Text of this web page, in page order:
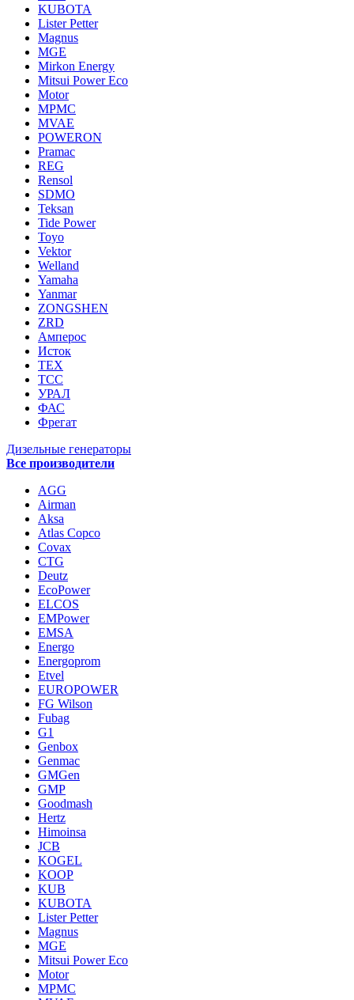
KUBOTA
Lister Petter
Magnus
MGE
Mirkon Energy
Mitsui Power Eco
Motor
MPMC
MVAE
POWERON
Pramac
REG
Rensol
SDMO
Teksan
Tide Power
Toyo
Vektor
Welland
Yamaha
Yanmar
ZONGSHEN
ZRD
Амперос
Исток
ТЕХ
ТСС
УРАЛ
ФАС
Фрегат
Дизельные генераторы
Все производители
AGG
Airman
Aksa
Atlas Copco
Covax
CTG
Deutz
EcoPower
ELCOS
EMPower
EMSA
Energo
Energoprom
Etvel
EUROPOWER
FG Wilson
Fubag
G1
Genbox
Genmac
GMGen
GMP
Goodmash
Hertz
Himoinsa
JCB
KOGEL
KOOP
KUB
KUBOTA
Lister Petter
Magnus
MGE
Mitsui Power Eco
Motor
MPMC